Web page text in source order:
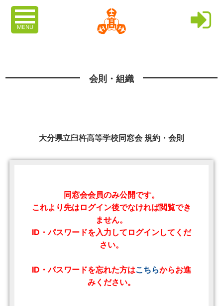
MENU
会則・組織
大分県立臼杵高等学校同窓会 規約・会則
同窓会会員のみ公開です。
これより先はログイン後でなければ閲覧でき
ません。
ID・パスワードを入力してログインしてくだ
さい。
ID・パスワードを忘れた方はこちらからお進
みください。